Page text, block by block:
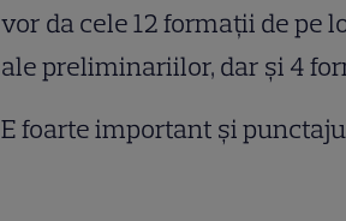
vor da cele 12 formații de pe
ale preliminariilor, dar și 4
E foarte important și